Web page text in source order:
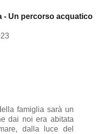
- Un percorso acquatico
famiglia sarà un
dai noi era abitata
dalla luce del